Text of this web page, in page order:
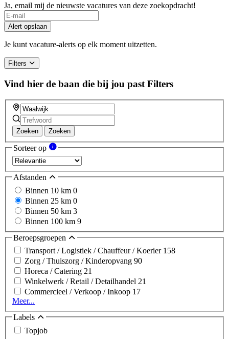
Ja, email mij de nieuwste vacatures van deze zoekopdracht!
If
you
are
a
ignore
this
field
Alert opslaan
Je kunt vacature-alerts op elk moment uitzetten.
Filters
Vind hier de baan die bij jou past Filters
Zoeken Zoeken
Sorteer op
Afstanden
Binnen 10 km 0
Binnen 25 km 0
Binnen 50 km 3
Binnen 100 km 9
Beroepsgroepen
Transport / Logistiek / Chauffeur / Koerier 158
Zorg / Thuiszorg / Kinderopvang 90
Horeca / Catering 21
Winkelwerk / Retail / Detailhandel 21
Commercieel / Verkoop / Inkoop 17
Meer...
Labels
Topjob